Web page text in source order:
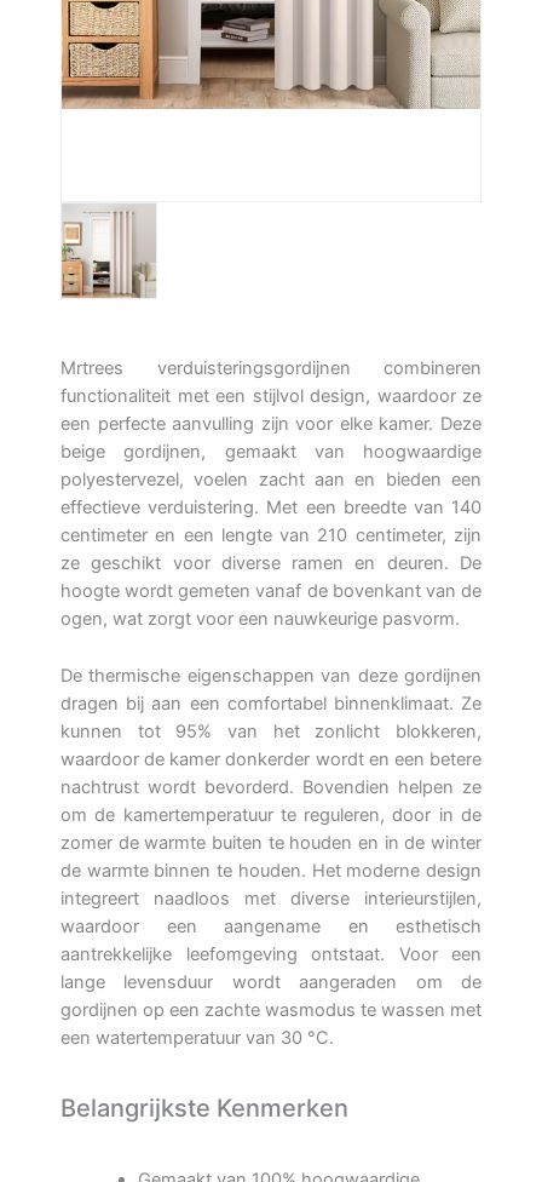
Mrtrees verduisteringsgordijnen combineren
functionaliteit met een stijlvol design, waardoor ze
een perfecte aanvulling zijn voor elke kamer. Deze
beige gordijnen, gemaakt van hoogwaardige
polyestervezel, voelen zacht aan en bieden een
effectieve verduistering. Met een breedte van 140
centimeter en een lengte van 210 centimeter, zijn
ze geschikt voor diverse ramen en deuren. De
hoogte wordt gemeten vanaf de bovenkant van de
ogen, wat zorgt voor een nauwkeurige pasvorm.
De thermische eigenschappen van deze gordijnen
dragen bij aan een comfortabel binnenklimaat. Ze
kunnen tot 95% van het zonlicht blokkeren,
waardoor de kamer donkerder wordt en een betere
nachtrust wordt bevorderd. Bovendien helpen ze
om de kamertemperatuur te reguleren, door in de
zomer de warmte buiten te houden en in de winter
de warmte binnen te houden. Het moderne design
integreert naadloos met diverse interieurstijlen,
waardoor een aangename en esthetisch
aantrekkelijke leefomgeving ontstaat. Voor een
lange levensduur wordt aangeraden om de
gordijnen op een zachte wasmodus te wassen met
een watertemperatuur van 30 °C.
Belangrijkste Kenmerken